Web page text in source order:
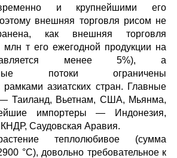
и крупнейшими его
внешняя торговля рисом не
как внешняя торговля
т его ежегодной продукции на
менее 5%), а
потоки ограничены
азиатских стран. Главные
— Таиланд, Вьетнам, США, Мьянма,
импортеры — Индонезия,
Саудовская Аравия.
теплолюбивое (сумма
°С), довольно требовательное к